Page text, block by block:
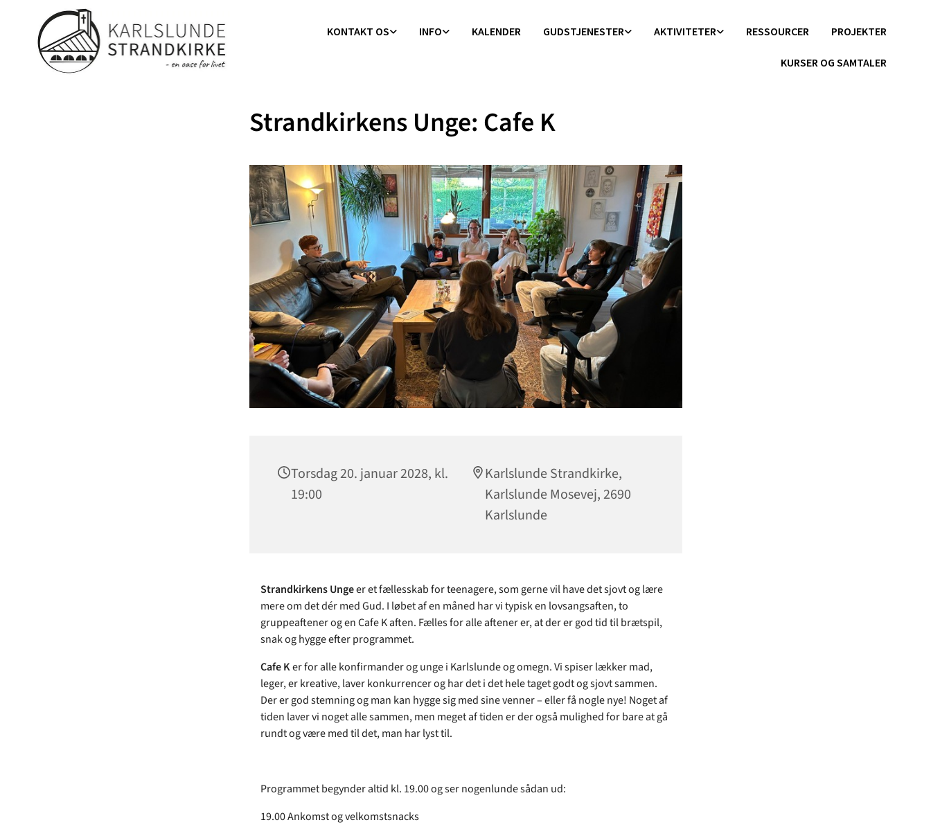
KONTAKT OS INFO KALENDER GUDSTJENESTER AKTIVITETER RESSOURCER PROJEKTER
KURSER OG SAMTALER
Strandkirkens Unge: Cafe K
Torsdag 20. januar 2028, kl.
19:00
Karlslunde Strandkirke,
Karlslunde Mosevej, 2690
Karlslunde
Strandkirkens Ungeer et fællesskab for teenagere, som gerne vil have det sjovt og lære
mere om det dér med Gud. I løbet af en måned har vi typisk en lovsangsaften, to
gruppeaftener og en Cafe K aften. Fælles for alle aftener er, at der er god tid til brætspil,
snak og hygge efter programmet.
Cafe Ker for alle konfirmander og unge i Karlslunde og omegn. Vi spiser lækker mad,
leger, er kreative, laver konkurrencer og har det i det hele taget godt og sjovt sammen.
Der er god stemning og man kan hygge sig med sine venner – eller få nogle nye! Noget af
tiden laver vi noget alle sammen, men meget af tiden er der også mulighed for bare at gå
rundt og være med til det, man har lyst til.
Programmet begynder altid kl. 19.00 og ser nogenlunde sådan ud:
19.00 Ankomst og velkomstsnacks